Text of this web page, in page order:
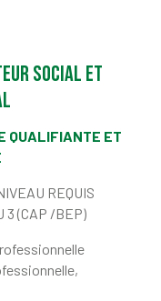
social et
QUALIFIANTE ET
REQUIS
3 (CAP /BEP)